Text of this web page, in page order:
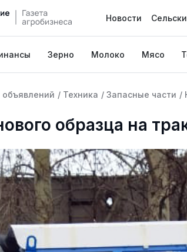
Новости
Зерно Молоко Мясо
/ Техника / Запасные части /
образца на